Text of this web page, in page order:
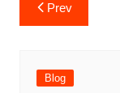
Prev
Blog